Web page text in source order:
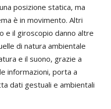
posizione statica, ma
è in movimento. Altri
e il giroscopio danno altre
di natura ambientale
e il suono, grazie a
informazioni, porta a
dati gestuali e ambientali